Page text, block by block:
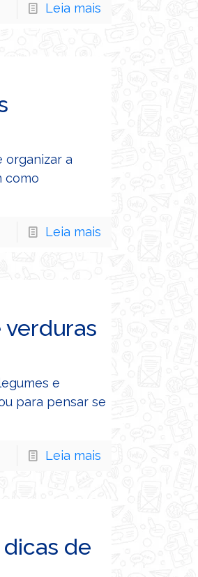
Leia mais
organizar a
como
Leia mais
e
para pensar se
Leia mais
de